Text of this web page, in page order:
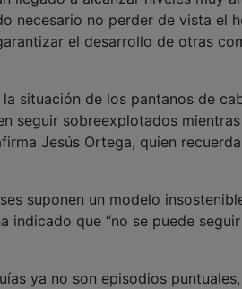
necesario no perder de vista el
el desarrollo de otras
situación de los pantanos de
seguir sobreexplotados
Jesús Ortega, quien
suponen un modelo
que “no se puede
ya no son episodios